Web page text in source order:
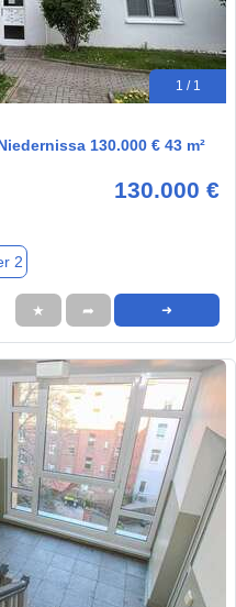
1 / 1
130.000 € 43 m²
130.000 €
2
★ ➦ ➜